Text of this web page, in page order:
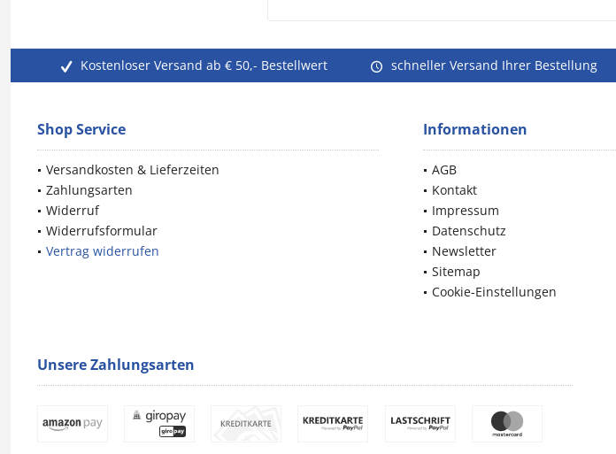
Kostenloser Versand ab € 50,- Bestellwert schneller Versand Ihrer Bestellung
Shop Service
Versandkosten & Lieferzeiten
Zahlungsarten
Widerruf
Widerrufsformular
Vertrag widerrufen
Informationen
AGB
Kontakt
Impressum
Datenschutz
Newsletter
Sitemap
Cookie-Einstellungen
Unsere Zahlungsarten